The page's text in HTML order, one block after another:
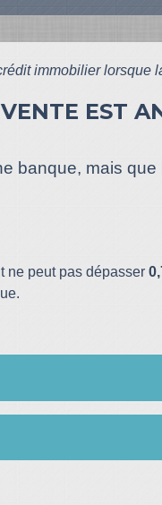
immobilier lorsque
EST
banque, mais
ne peut pas dépasser